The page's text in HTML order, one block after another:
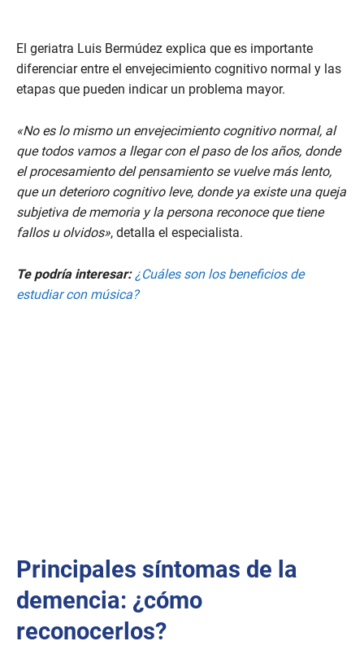
El geriatra Luis Bermúdez explica que es importante
diferenciar entre el envejecimiento cognitivo normal y las
etapas que pueden indicar un problema mayor.
«No es lo mismo un envejecimiento cognitivo normal, al
que todos vamos a llegar con el paso de los años, donde
el procesamiento del pensamiento se vuelve más lento,
que un deterioro cognitivo leve, donde ya existe una queja
subjetiva de memoria y la persona reconoce que tiene
fallos u olvidos», detalla el especialista.
Te podría interesar: ¿Cuáles son los beneficios de
estudiar con música?
Principales síntomas de la
demencia: ¿cómo
reconocerlos?